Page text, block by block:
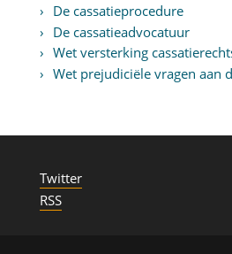
De cassatieprocedure
De cassatieadvocatuur
Wet versterking
Wet prejudiciële vragen aan
Twitter
RSS